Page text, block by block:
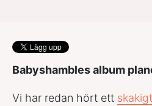
Babyshambles album
Vi har redan hört ett